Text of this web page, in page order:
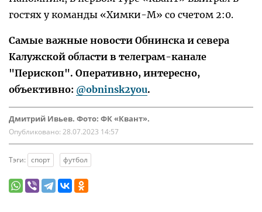
гостях у команды «Химки-М» со счетом 2:0.
Самые важные новости Обнинска и севера
Калужской области в телеграм-канале
"Перископ". Оперативно, интересно,
объективно: @obninsk2you.
Дмитрий Ивьев. Фото: ФК «Квант».
Опубликовано: 28.07.2023 14:57
Тэги: спорт футбол